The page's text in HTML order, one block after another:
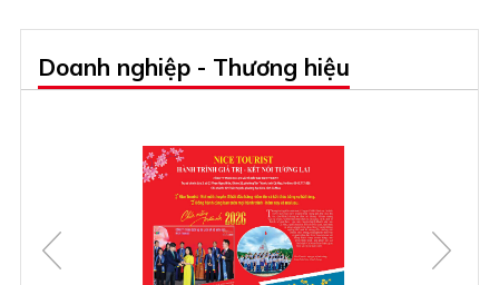
Doanh nghiệp - Thương hiệu